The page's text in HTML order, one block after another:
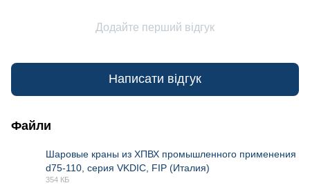
Додайте перший відгук
Написати відгук
Файли
Шаровые краны из ХПВХ промышленного применения
d75-110, серия VKDIC, FIP (Италия)
354 КБ